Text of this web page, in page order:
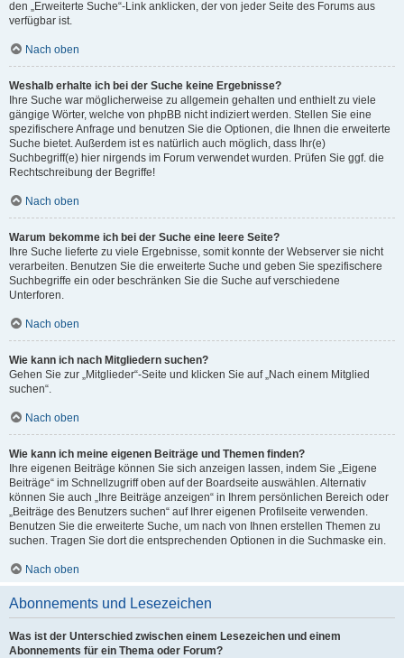
den „Erweiterte Suche“-Link anklicken, der von jeder Seite des Forums aus
verfügbar ist.
Nach oben
Weshalb erhalte ich bei der Suche keine Ergebnisse?
Ihre Suche war möglicherweise zu allgemein gehalten und enthielt zu viele
gängige Wörter, welche von phpBB nicht indiziert werden. Stellen Sie eine
spezifischere Anfrage und benutzen Sie die Optionen, die Ihnen die erweiterte
Suche bietet. Außerdem ist es natürlich auch möglich, dass Ihr(e)
Suchbegriff(e) hier nirgends im Forum verwendet wurden. Prüfen Sie ggf. die
Rechtschreibung der Begriffe!
Nach oben
Warum bekomme ich bei der Suche eine leere Seite?
Ihre Suche lieferte zu viele Ergebnisse, somit konnte der Webserver sie nicht
verarbeiten. Benutzen Sie die erweiterte Suche und geben Sie spezifischere
Suchbegriffe ein oder beschränken Sie die Suche auf verschiedene
Unterforen.
Nach oben
Wie kann ich nach Mitgliedern suchen?
Gehen Sie zur „Mitglieder“-Seite und klicken Sie auf „Nach einem Mitglied
suchen“.
Nach oben
Wie kann ich meine eigenen Beiträge und Themen finden?
Ihre eigenen Beiträge können Sie sich anzeigen lassen, indem Sie „Eigene
Beiträge“ im Schnellzugriff oben auf der Boardseite auswählen. Alternativ
können Sie auch „Ihre Beiträge anzeigen“ in Ihrem persönlichen Bereich oder
„Beiträge des Benutzers suchen“ auf Ihrer eigenen Profilseite verwenden.
Benutzen Sie die erweiterte Suche, um nach von Ihnen erstellen Themen zu
suchen. Tragen Sie dort die entsprechenden Optionen in die Suchmaske ein.
Nach oben
Abonnements und Lesezeichen
Was ist der Unterschied zwischen einem Lesezeichen und einem
Abonnements für ein Thema oder Forum?